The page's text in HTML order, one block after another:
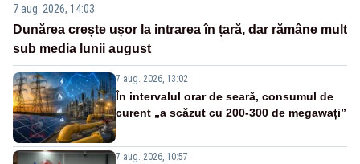
7 aug. 2026, 14:03
Dunărea crește ușor la intrarea în țară, dar rămâne mult
sub media lunii august
7 aug. 2026, 13:02
În intervalul orar de seară, consumul de
curent „a scăzut cu 200-300 de megawați”
7 aug. 2026, 10:57